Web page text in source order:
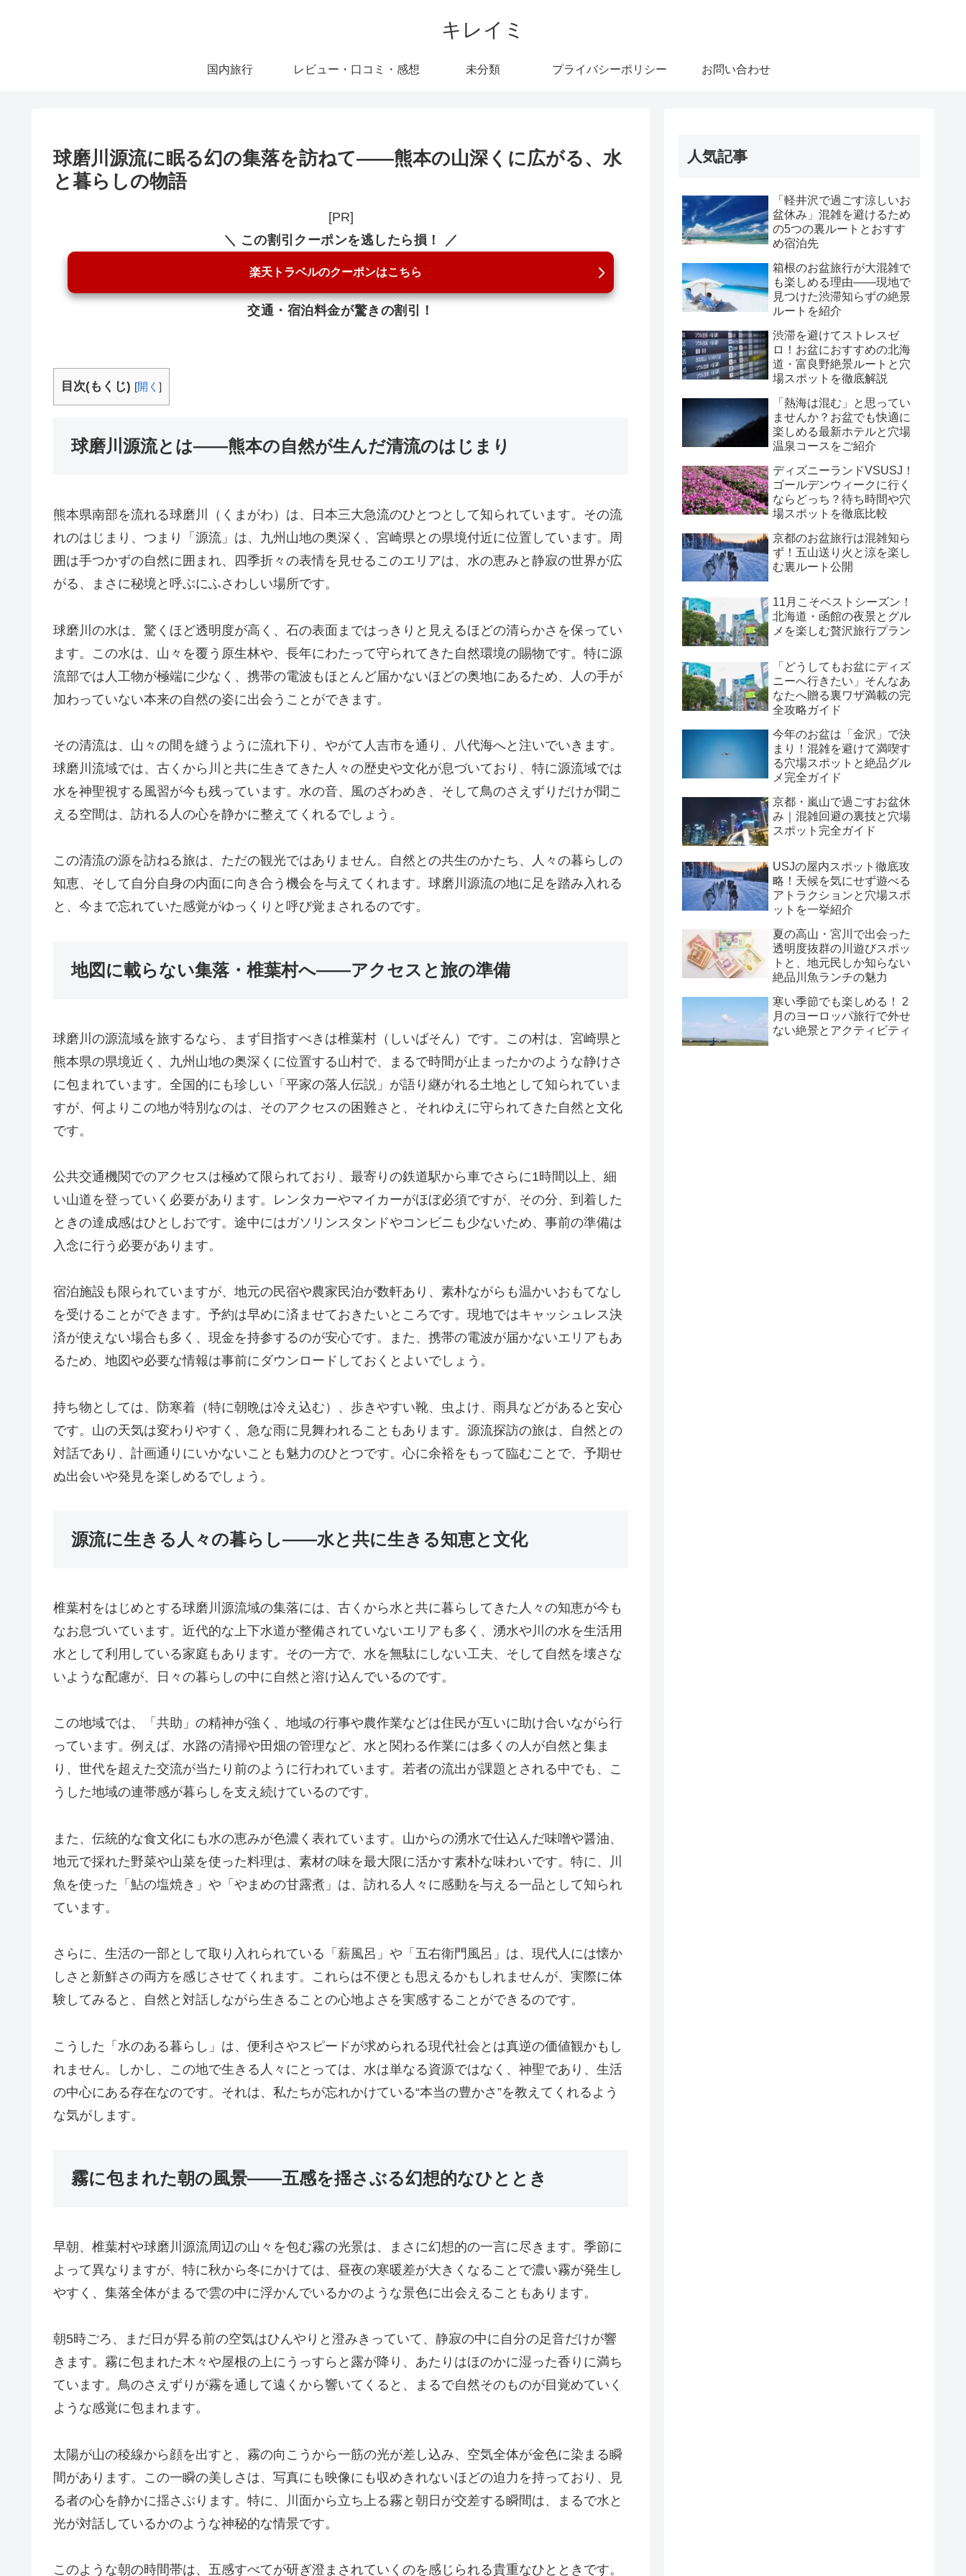
キレイミ
国内旅行 レビュー・口コミ・感想 未分類 プライバシーポリシー お問い合わせ
球磨川源流に眠る幻の集落を訪ねて――熊本の山深くに広がる、水
と暮らしの物語
[PR]
＼ この割引クーポンを逃したら損！ ／
楽天トラベルのクーポンはこちら
交通・宿泊料金が驚きの割引！
目次(もくじ) [開く ]
球磨川源流とは――熊本の自然が生んだ清流のはじまり
熊本県南部を流れる球磨川（くまがわ）は、日本三大急流のひとつとして知られています。その流
れのはじまり、つまり「源流」は、九州山地の奥深く、宮崎県との県境付近に位置しています。周
囲は手つかずの自然に囲まれ、四季折々の表情を見せるこのエリアは、水の恵みと静寂の世界が広
がる、まさに秘境と呼ぶにふさわしい場所です。
球磨川の水は、驚くほど透明度が高く、石の表面まではっきりと見えるほどの清らかさを保ってい
ます。この水は、山々を覆う原生林や、長年にわたって守られてきた自然環境の賜物です。特に源
流部では人工物が極端に少なく、携帯の電波もほとんど届かないほどの奥地にあるため、人の手が
加わっていない本来の自然の姿に出会うことができます。
その清流は、山々の間を縫うように流れ下り、やがて人吉市を通り、八代海へと注いでいきます。
球磨川流域では、古くから川と共に生きてきた人々の歴史や文化が息づいており、特に源流域では
水を神聖視する風習が今も残っています。水の音、風のざわめき、そして鳥のさえずりだけが聞こ
える空間は、訪れる人の心を静かに整えてくれるでしょう。
この清流の源を訪ねる旅は、ただの観光ではありません。自然との共生のかたち、人々の暮らしの
知恵、そして自分自身の内面に向き合う機会を与えてくれます。球磨川源流の地に足を踏み入れる
と、今まで忘れていた感覚がゆっくりと呼び覚まされるのです。
地図に載らない集落・椎葉村へ――アクセスと旅の準備
球磨川の源流域を旅するなら、まず目指すべきは椎葉村（しいばそん）です。この村は、宮崎県と
熊本県の県境近く、九州山地の奥深くに位置する山村で、まるで時間が止まったかのような静けさ
に包まれています。全国的にも珍しい「平家の落人伝説」が語り継がれる土地として知られていま
すが、何よりこの地が特別なのは、そのアクセスの困難さと、それゆえに守られてきた自然と文化
です。
公共交通機関でのアクセスは極めて限られており、最寄りの鉄道駅から車でさらに1時間以上、細
い山道を登っていく必要があります。レンタカーやマイカーがほぼ必須ですが、その分、到着した
ときの達成感はひとしおです。途中にはガソリンスタンドやコンビニも少ないため、事前の準備は
入念に行う必要があります。
宿泊施設も限られていますが、地元の民宿や農家民泊が数軒あり、素朴ながらも温かいおもてなし
を受けることができます。予約は早めに済ませておきたいところです。現地ではキャッシュレス決
済が使えない場合も多く、現金を持参するのが安心です。また、携帯の電波が届かないエリアもあ
るため、地図や必要な情報は事前にダウンロードしておくとよいでしょう。
持ち物としては、防寒着（特に朝晩は冷え込む）、歩きやすい靴、虫よけ、雨具などがあると安心
です。山の天気は変わりやすく、急な雨に見舞われることもあります。源流探訪の旅は、自然との
対話であり、計画通りにいかないことも魅力のひとつです。心に余裕をもって臨むことで、予期せ
ぬ出会いや発見を楽しめるでしょう。
源流に生きる人々の暮らし――水と共に生きる知恵と文化
椎葉村をはじめとする球磨川源流域の集落には、古くから水と共に暮らしてきた人々の知恵が今も
なお息づいています。近代的な上下水道が整備されていないエリアも多く、湧水や川の水を生活用
水として利用している家庭もあります。その一方で、水を無駄にしない工夫、そして自然を壊さな
いような配慮が、日々の暮らしの中に自然と溶け込んでいるのです。
この地域では、「共助」の精神が強く、地域の行事や農作業などは住民が互いに助け合いながら行
っています。例えば、水路の清掃や田畑の管理など、水と関わる作業には多くの人が自然と集ま
り、世代を超えた交流が当たり前のように行われています。若者の流出が課題とされる中でも、こ
うした地域の連帯感が暮らしを支え続けているのです。
また、伝統的な食文化にも水の恵みが色濃く表れています。山からの湧水で仕込んだ味噌や醤油、
地元で採れた野菜や山菜を使った料理は、素材の味を最大限に活かす素朴な味わいです。特に、川
魚を使った「鮎の塩焼き」や「やまめの甘露煮」は、訪れる人々に感動を与える一品として知られ
ています。
さらに、生活の一部として取り入れられている「薪風呂」や「五右衛門風呂」は、現代人には懐か
しさと新鮮さの両方を感じさせてくれます。これらは不便とも思えるかもしれませんが、実際に体
験してみると、自然と対話しながら生きることの心地よさを実感することができるのです。
こうした「水のある暮らし」は、便利さやスピードが求められる現代社会とは真逆の価値観かもし
れません。しかし、この地で生きる人々にとっては、水は単なる資源ではなく、神聖であり、生活
の中心にある存在なのです。それは、私たちが忘れかけている“本当の豊かさ”を教えてくれるよう
な気がします。
霧に包まれた朝の風景――五感を揺さぶる幻想的なひととき
早朝、椎葉村や球磨川源流周辺の山々を包む霧の光景は、まさに幻想的の一言に尽きます。季節に
よって異なりますが、特に秋から冬にかけては、昼夜の寒暖差が大きくなることで濃い霧が発生し
やすく、集落全体がまるで雲の中に浮かんでいるかのような景色に出会えることもあります。
朝5時ごろ、まだ日が昇る前の空気はひんやりと澄みきっていて、静寂の中に自分の足音だけが響
きます。霧に包まれた木々や屋根の上にうっすらと露が降り、あたりはほのかに湿った香りに満ち
ています。鳥のさえずりが霧を通して遠くから響いてくると、まるで自然そのものが目覚めていく
ような感覚に包まれます。
太陽が山の稜線から顔を出すと、霧の向こうから一筋の光が差し込み、空気全体が金色に染まる瞬
間があります。この一瞬の美しさは、写真にも映像にも収めきれないほどの迫力を持っており、見
る者の心を静かに揺さぶります。特に、川面から立ち上る霧と朝日が交差する瞬間は、まるで水と
光が対話しているかのような神秘的な情景です。
このような朝の時間帯は、五感すべてが研ぎ澄まされていくのを感じられる貴重なひとときです。
人気記事
「軽井沢で過ごす涼しいお
盆休み」混雑を避けるため
の5つの裏ルートとおすす
め宿泊先
箱根のお盆旅行が大混雑で
も楽しめる理由――現地で
見つけた渋滞知らずの絶景
ルートを紹介
渋滞を避けてストレスゼ
ロ！お盆におすすめの北海
道・富良野絶景ルートと穴
場スポットを徹底解説
「熱海は混む」と思ってい
ませんか？お盆でも快適に
楽しめる最新ホテルと穴場
温泉コースをご紹介
ディズニーランドVSUSJ！
ゴールデンウィークに行く
ならどっち？待ち時間や穴
場スポットを徹底比較
京都のお盆旅行は混雑知ら
ず！五山送り火と涼を楽し
む裏ルート公開
11月こそベストシーズン！
北海道・函館の夜景とグル
メを楽しむ贅沢旅行プラン
「どうしてもお盆にディズ
ニーへ行きたい」そんなあ
なたへ贈る裏ワザ満載の完
全攻略ガイド
今年のお盆は「金沢」で決
まり！混雑を避けて満喫す
る穴場スポットと絶品グル
メ完全ガイド
京都・嵐山で過ごすお盆休
み｜混雑回避の裏技と穴場
スポット完全ガイド
USJの屋内スポット徹底攻
略！天候を気にせず遊べる
アトラクションと穴場スポ
ットを一挙紹介
夏の高山・宮川で出会った
透明度抜群の川遊びスポッ
トと、地元民しか知らない
絶品川魚ランチの魅力
寒い季節でも楽しめる！ 2
月のヨーロッパ旅行で外せ
ない絶景とアクティビティ